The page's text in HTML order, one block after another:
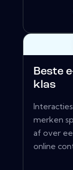
Beste
klas
merken
af over
online